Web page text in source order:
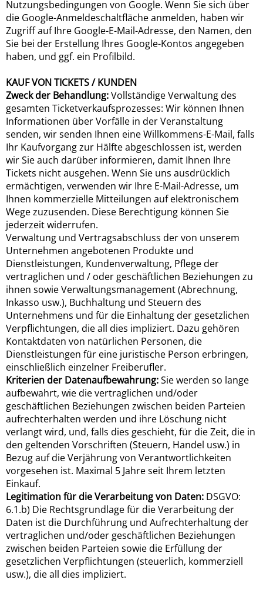
Nutzungsbedingungen von Google. Wenn Sie sich über
die Google-Anmeldeschaltfläche anmelden, haben wir
Zugriff auf Ihre Google-E-Mail-Adresse, den Namen, den
Sie bei der Erstellung Ihres Google-Kontos angegeben
haben, und ggf. ein Profilbild.
KAUF VON TICKETS / KUNDEN
Zweck der Behandlung:Vollständige Verwaltung des
gesamten Ticketverkaufsprozesses: Wir können Ihnen
Informationen über Vorfälle in der Veranstaltung
senden, wir senden Ihnen eine Willkommens-E-Mail, falls
Ihr Kaufvorgang zur Hälfte abgeschlossen ist, werden
wir Sie auch darüber informieren, damit Ihnen Ihre
Tickets nicht ausgehen. Wenn Sie uns ausdrücklich
ermächtigen, verwenden wir Ihre E-Mail-Adresse, um
Ihnen kommerzielle Mitteilungen auf elektronischem
Wege zuzusenden. Diese Berechtigung können Sie
jederzeit widerrufen.
Verwaltung und Vertragsabschluss der von unserem
Unternehmen angebotenen Produkte und
Dienstleistungen, Kundenverwaltung, Pflege der
vertraglichen und / oder geschäftlichen Beziehungen zu
ihnen sowie Verwaltungsmanagement (Abrechnung,
Inkasso usw.), Buchhaltung und Steuern des
Unternehmens und für die Einhaltung der gesetzlichen
Verpflichtungen, die all dies impliziert. Dazu gehören
Kontaktdaten von natürlichen Personen, die
Dienstleistungen für eine juristische Person erbringen,
einschließlich einzelner Freiberufler.
Kriterien der Datenaufbewahrung:Sie werden so lange
aufbewahrt, wie die vertraglichen und/oder
geschäftlichen Beziehungen zwischen beiden Parteien
aufrechterhalten werden und ihre Löschung nicht
verlangt wird, und, falls dies geschieht, für die Zeit, die in
den geltenden Vorschriften (Steuern, Handel usw.) in
Bezug auf die Verjährung von Verantwortlichkeiten
vorgesehen ist. Maximal 5 Jahre seit Ihrem letzten
Einkauf.
Legitimation für die Verarbeitung von Daten: DSGVO:
6.1.b) Die Rechtsgrundlage für die Verarbeitung der
Daten ist die Durchführung und Aufrechterhaltung der
vertraglichen und/oder geschäftlichen Beziehungen
zwischen beiden Parteien sowie die Erfüllung der
gesetzlichen Verpflichtungen (steuerlich, kommerziell
usw.), die all dies impliziert.